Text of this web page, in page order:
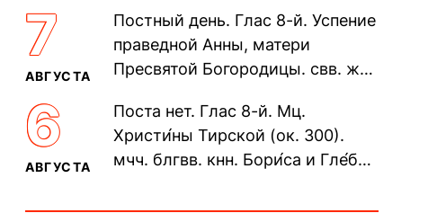
Печерского, в Ближних
пещерах...
7
АВГУСТА
Постный день. Глас 8-й. Успение
праведной Анны, матери
Пресвятой Богородицы. свв. жен
прп. Евпракси́и девы,...
6
АВГУСТА
Поста нет. Глас 8-й. Мц.
Христи́ны Тирской (ок. 300).
мчч. блгвв. кнн. Бори́са и Гле́ба,
Дави́да (1015). Прп....